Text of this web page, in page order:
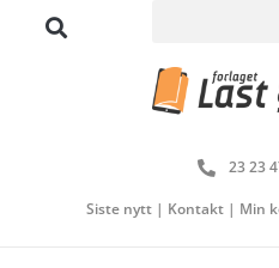
23 23
Siste nytt | Kontakt | Min